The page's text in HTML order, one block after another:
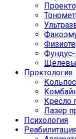
Проктология
Кресло
Лазер
Психология